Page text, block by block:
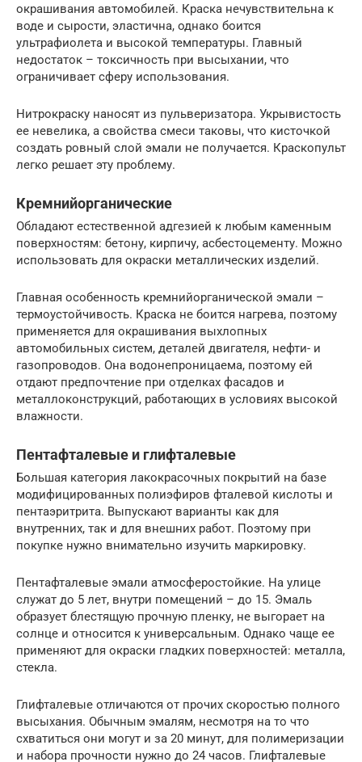
окрашивания автомобилей. Краска нечувствительна к
воде и сырости, эластична, однако боится
ультрафиолета и высокой температуры. Главный
недостаток – токсичность при высыхании, что
ограничивает сферу использования.
Нитрокраску наносят из пульверизатора. Укрывистость
ее невелика, а свойства смеси таковы, что кисточкой
создать ровный слой эмали не получается. Краскопульт
легко решает эту проблему.
Кремнийорганические
Обладают естественной адгезией к любым каменным
поверхностям: бетону, кирпичу, асбестоцементу. Можно
использовать для окраски металлических изделий.
Главная особенность кремнийорганической эмали –
термоустойчивость. Краска не боится нагрева, поэтому
применяется для окрашивания выхлопных
автомобильных систем, деталей двигателя, нефти- и
газопроводов. Она водонепроницаема, поэтому ей
отдают предпочтение при отделках фасадов и
металлоконструкций, работающих в условиях высокой
влажности.
Пентафталевые и глифталевые
Большая категория лакокрасочных покрытий на базе
модифицированных полиэфиров фталевой кислоты и
пентаэритрита. Выпускают варианты как для
внутренних, так и для внешних работ. Поэтому при
покупке нужно внимательно изучить маркировку.
Пентафталевые эмали атмосферостойкие. На улице
служат до 5 лет, внутри помещений – до 15. Эмаль
образует блестящую прочную пленку, не выгорает на
солнце и относится к универсальным. Однако чаще ее
применяют для окраски гладких поверхностей: металла,
стекла.
Глифталевые отличаются от прочих скоростью полного
высыхания. Обычным эмалям, несмотря на то что
схватиться они могут и за 20 минут, для полимеризации
и набора прочности нужно до 24 часов. Глифталевые